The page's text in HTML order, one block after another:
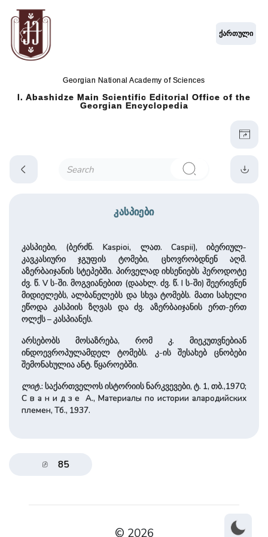
Georgian National Academy of Sciences
I. Abashidze Main Scientific Editorial Office of the
Georgian Encyclopedia
ქართული
კასპიები
კასპიები, (ბერძნ. Kaspioi, ლათ. Caspii), იბერიულ-
კავკასიური ჯგუ­ფის ტომები, ცხოვრობდნენ აღმ.
აზერბაიჯანის სტეპებში. პირველად იხსენიებს ჰეროდოტე
ძვ. წ. V ს-ში. მოგვიანებით (და­ახლ. ძვ. წ. I ს-ში) შეერივნენ
მიდიელებს, ალბანელებს და სხვა ტომებს. მათი სა­ხე­ლი
ეწო­და კასპიის ზღვას და ძვ. აზერ­ბაიჯანის ერთ-ერთ
ოლქს – კასპიანეს.
არსებობს მოსაზრება, რომ კ. მიეკუთვნებიან
ინდოევროპულამდელ ტომებს. კ-ის შე­სა­ხებ ცნობები
შემონახულია ანტ. წყაროებში.
ლიტ.: სა­ქარ­თვე­ლოს ისტორიის ნარკვევები, ტ. 1, თბ.,1970;
С в а н и д з е А., Материалы по истории алародийских
племен, Тб., 1937.
85
© 2026